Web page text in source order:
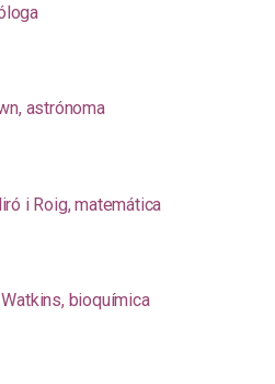
astrónoma
i Roig, matemática
bioquímica